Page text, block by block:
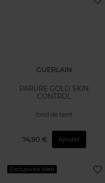
GUERLAIN
PARURE GOLD SKIN
CONTROL
fond de teint
74,90 € Ajouter
Exclusivité Web